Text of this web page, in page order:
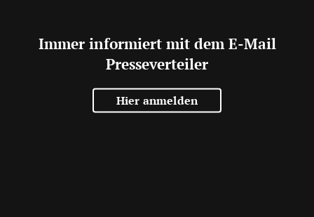
Immer informiert mit dem E-Mail
Presseverteiler
Hier anmelden